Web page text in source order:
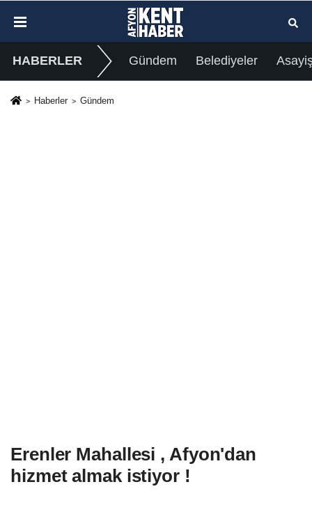
HABERLER Gündem Belediyeler
Haberler Gündem
Erenler Mahallesi , Afyon'dan
hizmet almak istiyor !